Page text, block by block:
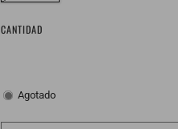
CANTIDAD
Agotado